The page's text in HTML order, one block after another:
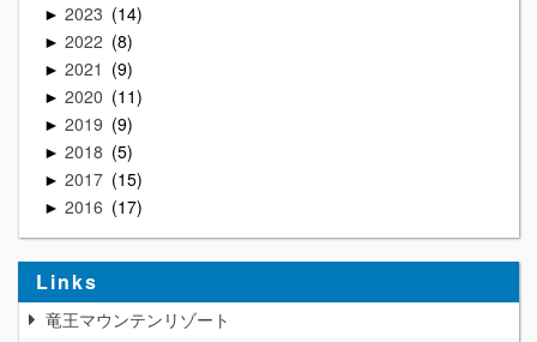
► 2023 14
► 2022 8
► 2021 9
► 2020 11
► 2019 9
► 2018 5
► 2017 15
► 2016 17
Links
竜王マウンテンリゾート